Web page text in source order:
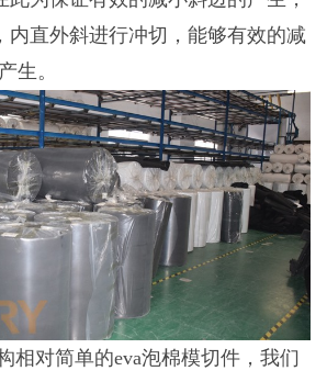
内直外斜进行冲切，能够有效的减
生。
对简单的eva泡棉模切件，我们